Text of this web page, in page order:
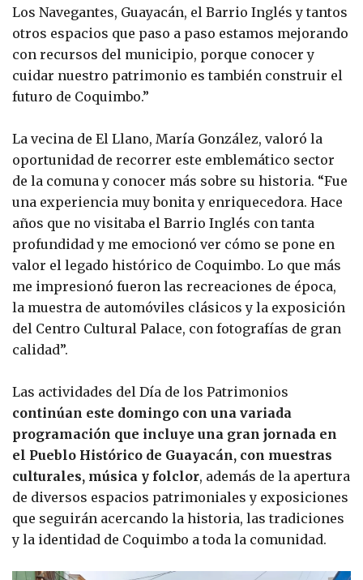
Los Navegantes, Guayacán, el Barrio Inglés y tantos
otros espacios que paso a paso estamos mejorando
con recursos del municipio, porque conocer y
cuidar nuestro patrimonio es también construir el
futuro de Coquimbo.”
La vecina de El Llano, María González, valoró la
oportunidad de recorrer este emblemático sector
de la comuna y conocer más sobre su historia. “Fue
una experiencia muy bonita y enriquecedora. Hace
años que no visitaba el Barrio Inglés con tanta
profundidad y me emocionó ver cómo se pone en
valor el legado histórico de Coquimbo. Lo que más
me impresionó fueron las recreaciones de época,
la muestra de automóviles clásicos y la exposición
del Centro Cultural Palace, con fotografías de gran
calidad”.
Las actividades del Día de los Patrimonios
continúan este domingo con una variada
programación que incluye una gran jornada en
el Pueblo Histórico de Guayacán, con muestras
culturales, música y folclor, además de la apertura
de diversos espacios patrimoniales y exposiciones
que seguirán acercando la historia, las tradiciones
y la identidad de Coquimbo a toda la comunidad.